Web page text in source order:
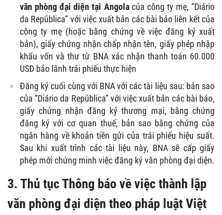
văn phòng đại diện tại Angolacủa công ty mẹ, “Diário
da República” với việc xuất bản các bài báo liên kết của
công ty mẹ (hoặc bằng chứng về việc đăng ký xuất
bản), giấy chứng nhận chấp nhận tên, giấy phép nhập
khẩu vốn và thư từ BNA xác nhận thanh toán 60.000
USD bảo lãnh trái phiếu thực hiện
Đăng ký cuối cùng với BNA với các tài liệu sau: bản sao
của “Diário da República” với việc xuất bản các bài báo,
giấy chứng nhận đăng ký thương mại, bằng chứng
đăng ký với cơ quan thuế, bản sao bằng chứng của
ngân hàng về khoản tiền gửi của trái phiếu hiệu suất.
Sau khi xuất trình các tài liệu này, BNA sẽ cấp giấy
phép mới chứng minh việc đăng ký văn phòng đại diện.
3. Thủ tục Thông báo về việc thành lập
văn phòng đại diện theo pháp luật Việt